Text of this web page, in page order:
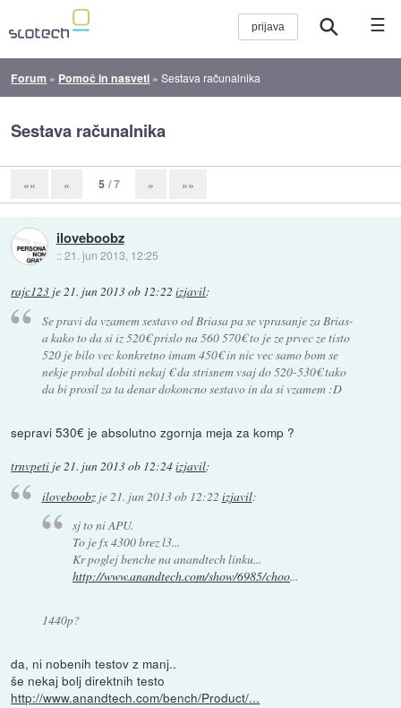
☰
Forum » Pomoč in nasveti »Sestava računalnika
Sestava računalnika
«« « 5 / 7 » »»
iloveboobz
::21. jun 2013, 12:25
rajc123 je21. jun 2013 ob 12:22 izjavil:
Se pravi da vzamem sestavo od Briasa pa se vprasanje za Brias-
a kako to da si iz 520€ prislo na 560 570€ to je ze prvec ze tisto
520 je bilo vec konkretno imam 450€ in nic vec samo bom se
nekje probal dobiti nekaj € da strisnem vsaj do 520-530€ tako
da bi prosil za ta denar dokoncno sestavo in da si vzamem :D
sepravi 530€ je absolutno zgornja meja za komp ?
trnvpeti je21. jun 2013 ob 12:24izjavil:
iloveboobzje 21. jun 2013 ob 12:22 izjavil:
sj to ni APU.
To je fx 4300 brez l3...
Kr poglej benche na anandtech linku...
http://www.anandtech.com/show/6985/choo...
1440p?
da, ni nobenih testov z manj..
še nekaj bolj direktnih testo
http://www.anandtech.com/bench/Product/...